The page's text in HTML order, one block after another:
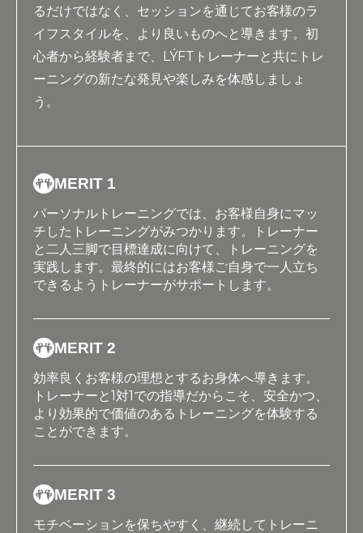
るだけではなく、セッションを通じてお客様のラ
イフスタイルを、より良いものへと導きます。初
心者から経験者まで、LÝFTトレーナーと共にトレ
ーニングの新たな発見や楽しみを体感しましょ
う。
MERIT 1
パーソナルトレーニングでは、お客様自身にマッ
チしたトレーニングがみつかります。トレーナー
と二人三脚で目標達成に向けて、トレーニングを
実践します。最終的にはお客様ご自身で一人立ち
できるようトレーナーがサポートします。
MERIT 2
効率良くお客様の理想とするお身体へ導きます。
トレーナーと1対1での指導だからこそ、安全かつ、
より効果的で価値のあるトレーニングを体験する
ことができます。
MERIT 3
モチベーションを保ちやすく、継続してトレーニ